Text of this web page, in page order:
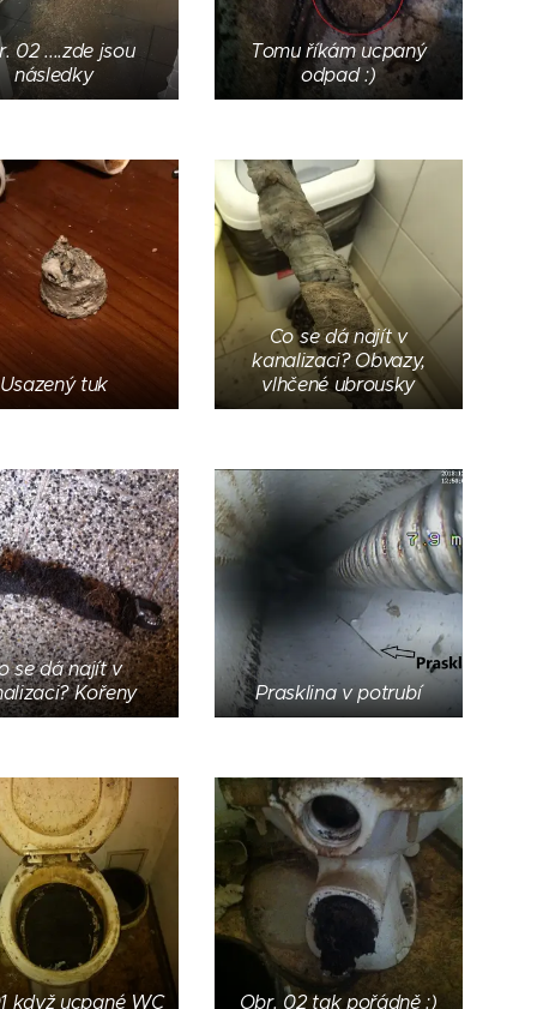
02 ....zde jsou
následky
Tomu říkám ucpaný
odpad :)
Usazený tuk
Co se dá najít v
kanalizaci? Obvazy,
vlhčené ubrousky
se dá najít v
Kořeny
Prasklina v potrubí
když ucpané WC Obr. 02 tak pořádně :)